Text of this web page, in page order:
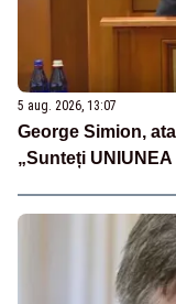
5 aug. 2026, 13:07
George Simion,
„Sunteți